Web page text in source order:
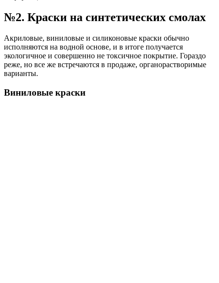
№2. Краски на синтетических смолах
Акриловые, виниловые и силиконовые краски обычно
исполняются на водной основе, и в итоге получается
экологичное и совершенно не токсичное покрытие. Гораздо
реже, но все же встречаются в продаже, органорастворимые
варианты.
Виниловые краски